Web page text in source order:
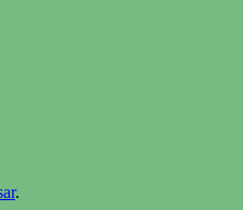
.